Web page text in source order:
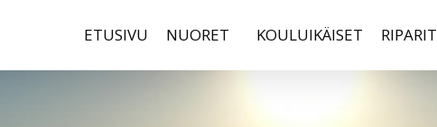
ETUSIVU NUORET KOULUIKÄISET RIPARIT